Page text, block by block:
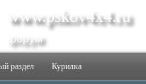
www.pskov4x4.ru
форум
раздел Курилка